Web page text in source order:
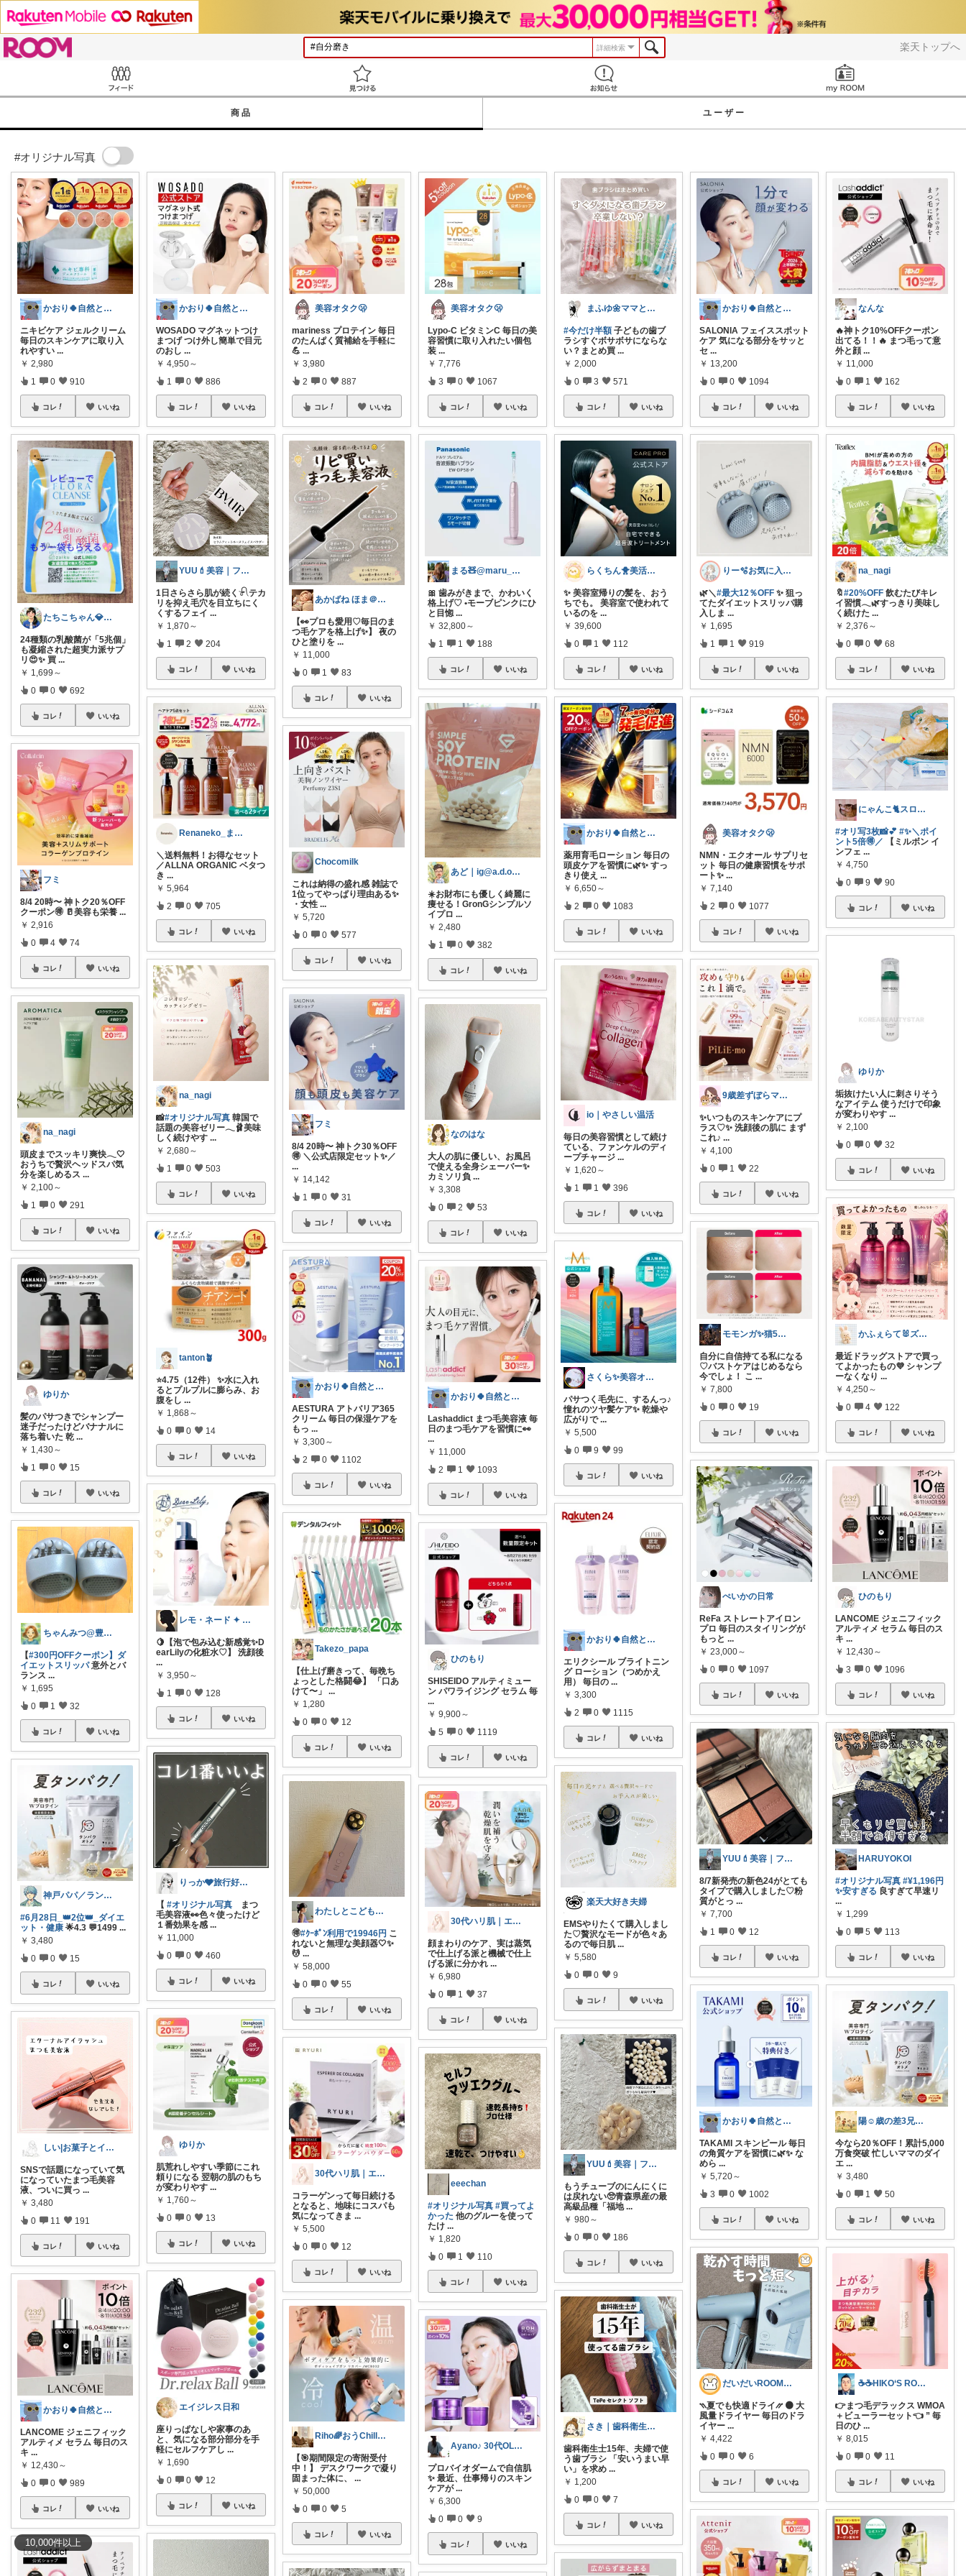
楽天トップへ
詳細検索
商品 ユーザー
#オリジナル写真
10,000件以上
かおり🍀自然とやさしい暮らし🐑🍀
ニキビケア ジェルクリーム
毎日のスキンケアに取り入
れやすい ...
￥ 2,980
1 0 910
コレ いいね
たちこちゃん💎🐢 月始めはオリ写中心
24種類の乳酸菌が「5兆個」
も凝縮された超実力派サプ
リ😍✨ 買 ...
￥ 1,699～
0 0 692
コレ いいね
フミ
8/4 20時〜 神トク20％OFF
クーポン🉐 🥛美容も栄養 ...
￥ 2,916
0 4 74
コレ いいね
na_nagi
頭皮までスッキリ爽快𓂃🤍
おうちで贅沢ヘッドスパ気
分を楽しめるス ...
￥ 2,100～
1 0 291
コレ いいね
ゆりか
髪のパサつきでシャンプー
迷子だったけどバナナルに
落ち着いた 乾 ...
￥ 1,430～
1 0 15
コレ いいね
ちゃんみつ@豊かな日常
【#300円OFFクーポン】ダ
イエットスリッパ意外とバ
ランス ...
￥ 1,695
0 1 32
コレ いいね
神戸パパ／ランキング＆レビュー毎日掲載
#6月28日_👑2位👑_ダイエ
ット・健康 🌟4.3 💬1499 ...
￥ 3,480
0 0 15
コレ いいね
しい|お菓子とインテリア好きな30代ママ
SNSで話題になっていて気
になっていたまつ毛美容
液、ついに買っ ...
￥ 3,480
0 11 191
コレ いいね
かおり🍀自然とやさしい暮らし🐑🍀
LANCOME ジェニフィック
アルティメ セラム 毎日のス
キ ...
￥ 12,430～
0 0 989
コレ いいね
かおり🍀自然とやさしい暮らし🐑🍀
WOSADO マグネットつけ
まつげ つけ外し簡単で目元
のおし ...
￥ 4,950～
1 0 886
コレ いいね
YUU💄美容｜ファッション｜韓国コスメ
1日さらさら肌が続く𓍯テカ
リを抑え毛穴を目立ちにく
くするフェイ ...
￥ 1,870～
1 2 204
コレ いいね
Renaneko_まったりな生活
＼送料無料！お得なセット
／ALLNA ORGANIC ベタつ
き ...
￥ 5,964
2 0 705
コレ いいね
na_nagi
📸#オリジナル写真 韓国で
話題の美容ゼリー𓂃🩰美味
しく続けやす ...
￥ 2,680～
1 0 503
コレ いいね
tanton🪴
⭐4.75（12件） ✨水に入れ
るとプルプルに膨らみ、お
腹をし ...
￥ 1,868～
0 0 14
コレ いいね
レモ・ネード ✦ セレクト 🍋
🍋【泡で包み込む新感覚✨D
earLilyの化粧水♡】 洗顔後
...
￥ 3,950～
1 0 128
コレ いいね
りっか🩶旅行好きのためのお得×おしゃれ
【#オリジナル写真 まつ
毛美容液👀色々使ったけど
１番効果を感 ...
￥ 11,000
0 0 460
コレ いいね
ゆりか
肌荒れしやすい季節にこれ
頼りになる 翌朝の肌のもち
が変わりやす ...
￥ 1,760～
0 0 13
コレ いいね
エイジレス日和
座りっぱなしや家事のあ
と、気になる部分部分を手
軽にセルフケアし ...
￥ 1,690
0 0 12
コレ いいね
美容オタク🫢
mariness プロテイン 毎日
のたんぱく質補給を手軽に
💪 ...
￥ 3,980
2 0 887
コレ いいね
あかばね ほま＠経由購入感謝です❤️
【👀プロも愛用♡毎日のま
つ毛ケアを格上げ✨】 夜の
ひと塗りを ...
￥ 11,000
0 1 83
コレ いいね
Chocomilk
これは納得の盛れ感 雑誌で
1位ってやっぱり理由ある✨
・女性 ...
￥ 5,720
0 0 577
コレ いいね
フミ
8/4 20時〜 神トク30％OFF
🉐 ＼公式店限定セット✨／
...
￥ 14,142
1 0 31
コレ いいね
かおり🍀自然とやさしい暮らし🐑🍀
AESTURA アトバリア365
クリーム 毎日の保湿ケアを
もっ ...
￥ 3,300～
2 0 1102
コレ いいね
Takezo_papa
【仕上げ磨きって、毎晩ち
ょっとした格闘😂】 「口あ
けて〜」...
￥ 1,280
0 0 12
コレ いいね
わたしとこどもの好きメモ 🧺
🉐#ｸｰﾎﾟﾝ利用で19946円 こ
れないと無理な美顔器🤍✨
💆 ...
￥ 58,000
0 0 55
コレ いいね
30代ハリ肌｜エイジングケアROOM
コラーゲンって毎日続ける
となると、地味にコスパも
気になってきま ...
￥ 5,500
0 0 12
コレ いいね
Riho🌈おうChill★グッズ
【🎯期間限定の寄附受付
中！】 デスクワークで凝り
固まった体に、
...
￥ 50,000
0 0 5
コレ いいね
美容オタク🫢
Lypo-C ビタミンC 毎日の美
容習慣に取り入れたい個包
装 ...
￥ 7,776
3 0 1067
コレ いいね
まる🧸@maru_kmania
🎀 歯みがきまで、かわいく
格上げ♡ •モーブピンクにひ
と目惚 ...
￥ 32,800～
1 1 188
コレ いいね
あど｜ig@a.d.o_protein
​☀️お財布にも優しく綺麗に
痩せる！GronGシンプルソ
イプロ ...
￥ 2,480
1 0 382
コレ いいね
なのはな
大人の肌に優しい、お風呂
で使える全身シェーバー✨
カミソリ負 ...
￥ 3,308
0 2 53
コレ いいね
かおり🍀自然とやさしい暮らし🐑🍀
Lashaddict まつ毛美容液 毎
日のまつ毛ケアを習慣に👀
...
￥ 11,000
2 1 1093
コレ いいね
ひのもり
SHISEIDO アルティミュー
ン パワライジング セラム 毎
...
￥ 9,900～
5 0 1119
コレ いいね
30代ハリ肌｜エイジングケアROOM
顔まわりのケア、実は蒸気
で仕上げる派と機械で仕上
げる派に分かれ ...
￥ 6,980
0 1 37
コレ いいね
eeechan
#オリジナル写真 #買ってよ
かった 他のグルーを使って
たけ ...
￥ 1,820
0 1 110
コレ いいね
Ayano♪ 30代OLファッション
プロバイオダームで自信肌
✨ 最近、仕事帰りのスキン
ケアが ...
￥ 6,300
0 0 9
コレ いいね
まふゆ🌼ママと子ども服
#今だけ半額 子どもの歯ブ
ラシすぐボサボサにならな
い？まとめ買 ...
￥ 2,000
0 3 571
コレ いいね
らくちん🐥美活with🐕
✨ 美容室帰りの髪を、おう
ちでも。 美容室で使われて
いるのを ...
￥ 39,600
0 1 112
コレ いいね
かおり🍀自然とやさしい暮らし🐑🍀
薬用育毛ローション 毎日の
頭皮ケアを習慣に🌿✨ すっ
きり使え ...
￥ 6,650～
2 0 1083
コレ いいね
io｜やさしい温活
毎日の美容習慣として続け
ている、ファンケルのディ
ープチャージ...
￥ 1,620～
1 1 396
コレ いいね
さくら✨美容オタク
パサつく毛先に、するんっ♪
憧れのツヤ髪ケア✨ 乾燥や
広がりで ...
￥ 5,500
0 9 99
コレ いいね
かおり🍀自然とやさしい暮らし🐑🍀
エリクシール ブライトニン
グ ローション（つめかえ
用） 毎日の ...
￥ 3,300
2 0 1115
コレ いいね
楽天大好き夫婦
EMSやりたくて購入しまし
た♡贅沢なモードが色々あ
るので毎日肌 ...
￥ 5,580
0 0 9
コレ いいね
YUU💄美容｜ファッション｜韓国コスメ
もうチューブのにんにくに
は戻れない🥺青森県産の最
高級品種「福地 ...
￥ 980～
0 0 186
コレ いいね
さき｜歯科衛生士15年のズボラ育児
歯科衛生士15年、夫婦で使
う歯ブラシ 「安いうまい早
い」を求め ...
￥ 1,200
0 0 7
コレ いいね
かおり🍀自然とやさしい暮らし🐑🍀
SALONIA フェイススポット
ケア 気になる部分をサッと
セ ...
￥ 13,200
0 0 1094
コレ いいね
りー🫧お気に入りのある暮らし🧺
🌿＼#最大12％OFF ✨ 狙っ
てたダイエットスリッパ購
入しま ...
￥ 1,695
1 1 919
コレ いいね
美容オタク🫢
NMN・エクオール サプリセ
ット 毎日の健康習慣をサポ
ート✨ ...
￥ 7,140
2 0 1077
コレ いいね
9歳差ずぼらママの買って良かったもの✨
✨いつものスキンケアにプ
ラス♡✨ 洗顔後の肌に まず
これ♪ ...
￥ 4,100
0 1 22
コレ いいね
モモンガ✨猫5匹 犬1匹の大家族👪
自分に自信持てる私になる
♡バストケアはじめるなら
今でしょ！ こ ...
￥ 7,800
0 0 19
コレ いいね
ぺいかの日常
ReFa ストレートアイロン
プロ 毎日のスタイリングが
もっと ...
￥ 23,000～
0 0 1097
コレ いいね
YUU💄美容｜ファッション｜韓国コスメ
8/7新発売の新色24がとても
タイプで購入しました♡粉
質がとっ ...
￥ 7,700
1 0 12
コレ いいね
かおり🍀自然とやさしい暮らし🐑🍀
TAKAMI スキンピール 毎日
の角質ケアを習慣に🌿✨ な
めら ...
￥ 5,720～
3 0 1002
コレ いいね
だいだいROOM@整う暮らし｜インテリア
⳹​夏でも快適ドライ⳼ 🟠 大
風量ドライヤー 毎日のドラ
イヤー ...
￥ 4,422
0 0 6
コレ いいね
なんな
🔥神トク10%OFFクーポン
出てる！！🔥 まつ毛って意
外と顔 ...
￥ 11,000
0 1 162
コレ いいね
na_nagi
🔖#20%OFF 飲むたびキレ
イ習慣𓂃🌿すっきり美味し
く続けた ...
￥ 2,376～
0 0 68
コレ いいね
にゃんこ🐈スローです🐢💦
#オリ写3枚📸💕 #✨＼ポイ
ント5倍🉐／ 【ミルボン イ
ンフェ ...
￥ 4,750
0 9 90
コレ いいね
ゆりか
垢抜けたい人に刺さりそう
なアイテム 使うだけで印象
が変わりやす ...
￥ 2,100
0 0 32
コレ いいね
かふぇらて🐰ズボラがいつか整う暮らし
最近ドラッグストアで買っ
てよかったもの💜 シャンプ
ーなくなり ...
￥ 4,250～
0 4 122
コレ いいね
ひのもり
LANCOME ジェニフィック
アルティメ セラム 毎日のス
キ ...
￥ 12,430～
3 0 1096
コレ いいね
HARUYOKOI
#オリジナル写真 #¥1,196円
✨安すぎる 良すぎて早速リ
...
￥ 1,299
0 5 113
コレ いいね
陽☺︎歳の差3兄弟子育て
今なら20％OFF！累計5,000
万食突破 忙しいママのダイ
エ ...
￥ 3,480
0 1 50
コレ いいね
☕☕HIKO‘S ROOM☕☕
👉まつ毛デラックス WMOA
＋ビューラーセット👈 ” 毎
日のひ ...
￥ 8,015
0 0 11
コレ いいね